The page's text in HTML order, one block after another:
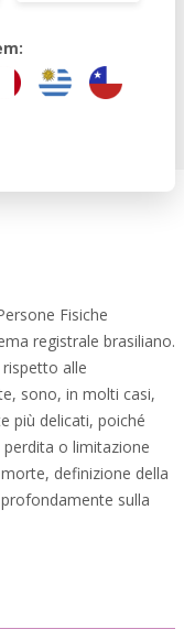
Fisiche
registrale brasiliano.
alle
sono, in molti casi,
più delicati, poiché
o limitazione
definizione della
sulla